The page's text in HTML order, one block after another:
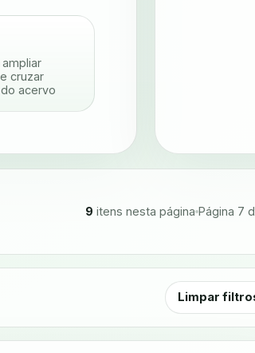
cruzar
acervo
9 itens nesta página Página 7
Limpar